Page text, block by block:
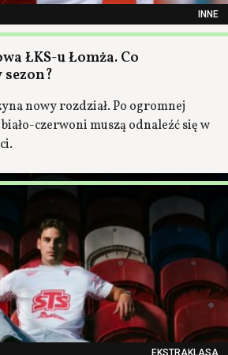
INNE
ŁKS-u Łomża. Co
nowy rozdział. Po ogromnej
czerwoni muszą odnaleźć się w
EKSTRAKLASA